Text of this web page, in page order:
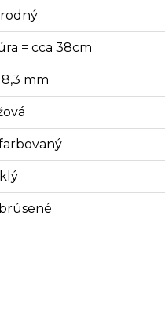
= cca 38cm
mm